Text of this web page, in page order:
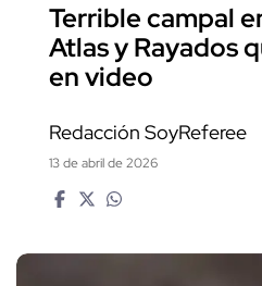
Terrible campal
Atlas y Rayados
en video
Redacción SoyReferee
13 de abril de 2026